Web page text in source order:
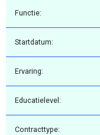
Functie:
Startdatum:
Ervaring:
Educatielevel:
Contracttype: